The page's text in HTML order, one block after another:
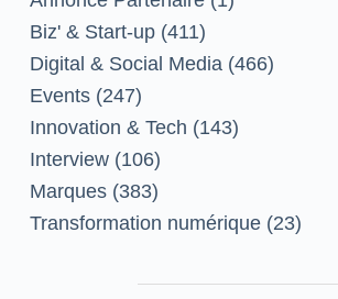
Biz' & Start-up(411)
Digital & Social Media (466)
Events(247)
Innovation & Tech (143)
Interview(106)
Marques(383)
Transformation numérique(23)